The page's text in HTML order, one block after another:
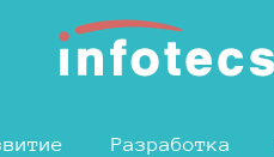
Разработка